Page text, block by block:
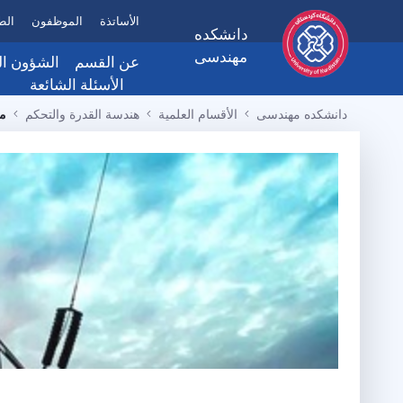
دانشکده
مهندسی
عن القسم
عن القسم
رسالة العميد
الهيكل التنظيمي
اتصل بنا
الأهداف، الرؤية
المرافق
الشؤون
الأسئلة الشائعة
الأساتذة الموظفون
دانشکده مهندسی الأقسام العلمية هندسة القدرة والتحكم